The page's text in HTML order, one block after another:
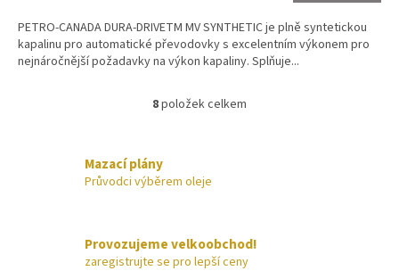
PETRO-CANADA DURA-DRIVETM MV SYNTHETIC je plně syntetickou
kapalinu pro automatické převodovky s excelentním výkonem pro
nejnáročnější požadavky na výkon kapaliny. Splňuje...
O
d
p
r
8položek celkem
Mazací plány
Průvodci výběrem oleje
Provozujeme velkoobchod!
zaregistrujte se pro lepší ceny